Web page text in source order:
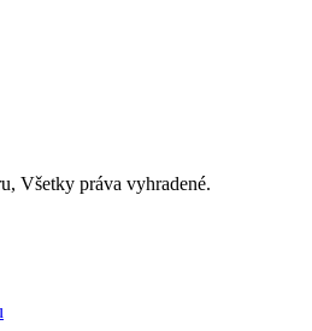
Všetky práva vyhradené.